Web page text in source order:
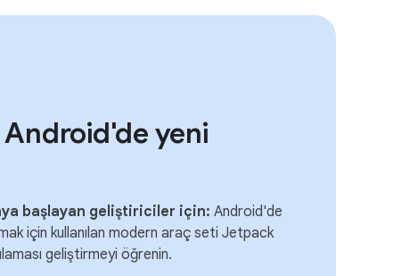
yeni
başlayan geliştiriciler için: Android'de
için kullanılan modern araç seti Jetpack
geliştirmeyi öğrenin.